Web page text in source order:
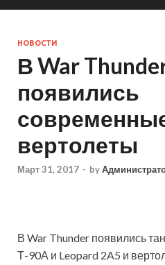
НОВОСТИ
В War
появились
вертолеты
Март 31, 2017 - by
В War Thunder появились
Т-90А и Leopard 2A5 и